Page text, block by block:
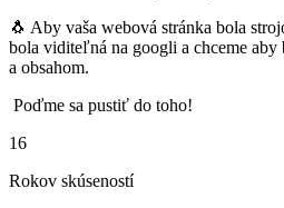
🐧 Aby vaša webová stránka bola
bola viditeľná na googli a chceme
a obsahom.
Poďme sa pustiť do toho!
16
Rokov skúseností